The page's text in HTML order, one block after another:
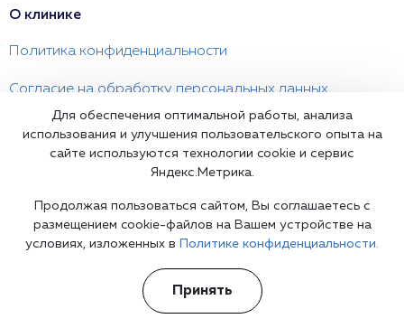
О клинике
Политика конфиденциальности
Согласие на обработку персональных данных
Правовая информация
Телефон психиатрической клиники в
+7 (495) 128-74-68
психиатрия 24/7 Информационная служба
himki@psychiatr.clinic
Для обеспечения оптимальной работы, анализа
использования и улучшения пользовательского опыта на
сайте используются технологии cookie и сервис
Яндекс.Метрика.
Продолжая пользоваться сайтом, Вы соглашаетесь с
размещением cookie-файлов на Вашем устройстве на
условиях, изложенных в
Политике конфиденциальности.
Принять